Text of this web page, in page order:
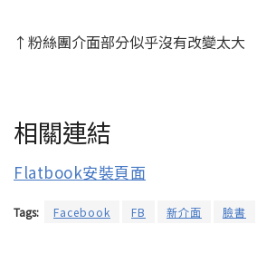
↑粉絲團介面部分似乎沒有改變太大
相關連結
Flatbook安裝頁面
Tags: Facebook FB 新介面 臉書